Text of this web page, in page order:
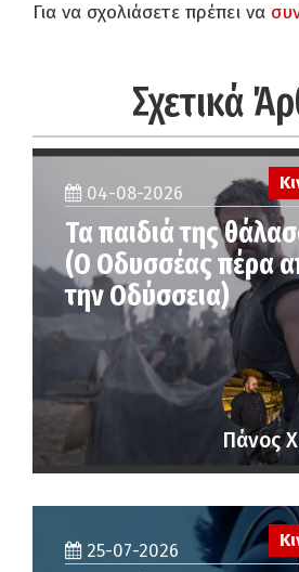
Για να σχολιάσετε πρέπει να
Σχετικά
04-08-2026
Τα παιδιά της
(Ο Οδυσσέας πέρα
την Οδύσσεια)
Πάνος
25-07-2026